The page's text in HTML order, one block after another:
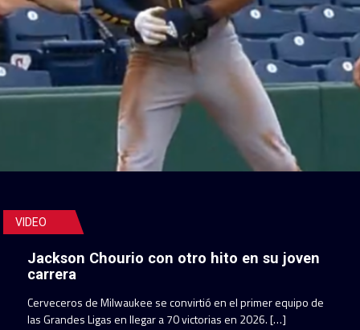
VIDEO
Jackson Chourio con otro hito en su joven
carrera
Cerveceros de Milwaukee se convirtió en el primer equipo de
las Grandes Ligas en llegar a 70 victorias en 2026. […]